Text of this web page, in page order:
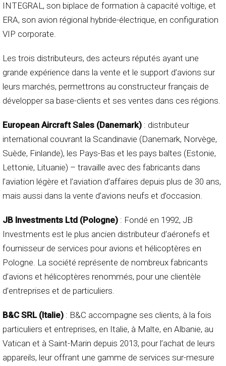
INTEGRAL, son biplace de formation à capacité voltige, et
ERA, son avion régional hybride-électrique, en configuration
VIP corporate.
Les trois distributeurs, des acteurs réputés ayant une
grande expérience dans la vente et le support d’avions sur
leurs marchés, permettrons au constructeur français de
développer sa base-clients et ses ventes dans ces régions.
European Aircraft Sales (Danemark) : distributeur
international couvrant la Scandinavie (Danemark, Norvège,
Suède, Finlande), les Pays-Bas et les pays baltes (Estonie,
Lettonie, Lituanie) – travaille avec des fabricants dans
l’aviation légère et l’aviation d’affaires depuis plus de 30 ans,
mais aussi dans la vente d’avions neufs et d’occasion.
JB Investments Ltd (Pologne) : Fondé en 1992, JB
Investments est le plus ancien distributeur d’aéronefs et
fournisseur de services pour avions et hélicoptères en
Pologne. La société représente de nombreux fabricants
d’avions et hélicoptères renommés, pour une clientèle
d’entreprises et de particuliers.
B&C SRL (Italie) : B&C accompagne ses clients, à la fois
particuliers et entreprises, en Italie, à Malte, en Albanie, au
Vatican et à Saint-Marin depuis 2013, pour l’achat de leurs
appareils, leur offrant une gamme de services sur-mesure